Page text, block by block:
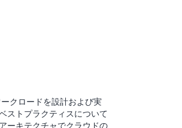
クロードを設計および実
ストプラクティスについて
ーキテクチャでクラウドの